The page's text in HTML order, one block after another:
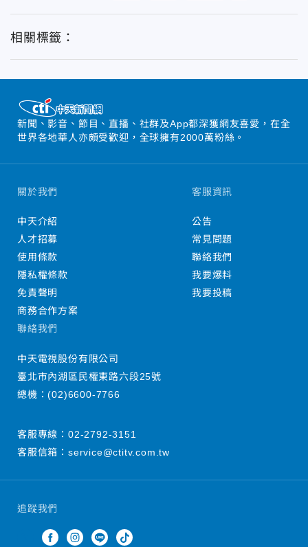
相關標籤：
新聞、影音、節目、直播、社群及App都深獲網友喜愛，在全
世界各地華人亦頗受歡迎，全球擁有2000萬粉絲。
追蹤我們
關於我們
中天介紹
人才招募
使用條款
隱私權條款
免責聲明
商務合作方案
客服資訊
公告
常見問題
聯絡我們
我要爆料
我要投稿
聯絡我們
中天電視股份有限公司
臺北市內湖區民權東路六段25號
總機：(02)6600-7766
客服專線： 02-2792-3151
客服信箱： service@ctitv.com.tw